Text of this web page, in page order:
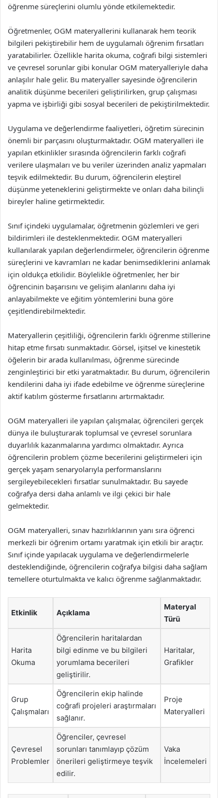
öğrenme süreçlerini olumlu yönde etkilemektedir.
Öğretmenler, OGM materyallerini kullanarak hem teorik
bilgileri pekiştirebilir hem de uygulamalı öğrenim fırsatları
yaratabilirler. Özellikle harita okuma, coğrafi bilgi sistemleri
ve çevresel sorunlar gibi konular OGM materyalleriyle daha
anlaşılır hale gelir. Bu materyaller sayesinde öğrencilerin
analitik düşünme becerileri geliştirilirken, grup çalışması
yapma ve işbirliği gibi sosyal becerileri de pekiştirilmektedir.
Uygulama ve değerlendirme faaliyetleri, öğretim sürecinin
önemli bir parçasını oluşturmaktadır. OGM materyalleri ile
yapılan etkinlikler sırasında öğrencilerin farklı coğrafi
verilere ulaşmaları ve bu veriler üzerinden analiz yapmaları
teşvik edilmektedir. Bu durum, öğrencilerin eleştirel
düşünme yeteneklerini geliştirmekte ve onları daha bilinçli
bireyler haline getirmektedir.
Sınıf içindeki uygulamalar, öğretmenin gözlemleri ve geri
bildirimleri ile desteklenmektedir. OGM materyalleri
kullanılarak yapılan değerlendirmeler, öğrencilerin öğrenme
süreçlerini ve kavramları ne kadar benimsediklerini anlamak
için oldukça etkilidir. Böylelikle öğretmenler, her bir
öğrencinin başarısını ve gelişim alanlarını daha iyi
anlayabilmekte ve eğitim yöntemlerini buna göre
çeşitlendirebilmektedir.
Materyallerin çeşitliliği, öğrencilerin farklı öğrenme stillerine
hitap etme fırsatı sunmaktadır. Görsel, işitsel ve kinestetik
öğelerin bir arada kullanılması, öğrenme sürecinde
zenginleştirici bir etki yaratmaktadır. Bu durum, öğrencilerin
kendilerini daha iyi ifade edebilme ve öğrenme süreçlerine
aktif katılım gösterme fırsatlarını artırmaktadır.
OGM materyalleri ile yapılan çalışmalar, öğrencileri gerçek
dünya ile buluşturarak toplumsal ve çevresel sorunlara
duyarlılık kazanmalarına yardımcı olmaktadır. Ayrıca
öğrencilerin problem çözme becerilerini geliştirmeleri için
gerçek yaşam senaryolarıyla performanslarını
sergileyebilecekleri fırsatlar sunulmaktadır. Bu sayede
coğrafya dersi daha anlamlı ve ilgi çekici bir hale
gelmektedir.
OGM materyalleri, sınav hazırlıklarının yanı sıra öğrenci
merkezli bir öğrenim ortamı yaratmak için etkili bir araçtır.
Sınıf içinde yapılacak uygulama ve değerlendirmelerle
desteklendiğinde, öğrencilerin coğrafya bilgisi daha sağlam
temellere oturtulmakta ve kalıcı öğrenme sağlanmaktadır.
Etkinlik Açıklama
Materyal
Türü
Harita
Okuma
Öğrencilerin haritalardan
bilgi edinme ve bu bilgileri
yorumlama becerileri
geliştirilir.
Haritalar,
Grafikler
Grup
Çalışmaları
Öğrencilerin ekip halinde
coğrafi projeleri araştırmaları
sağlanır.
Proje
Materyalleri
Çevresel
Problemler
Öğrenciler, çevresel
sorunları tanımlayıp çözüm
önerileri geliştirmeye teşvik
edilir.
Vaka
İncelemeleri